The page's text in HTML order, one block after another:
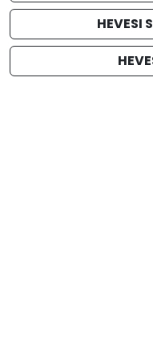
HEVESI